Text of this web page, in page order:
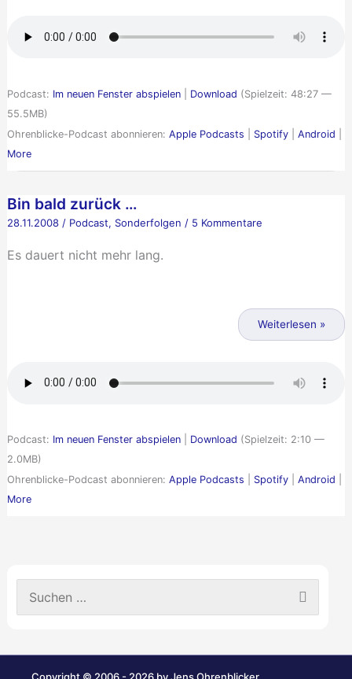
weg
Podcast: Im neuen Fenster abspielen| Download (Spielzeit: 48:27 —
55.5MB)
Ohrenblicke-Podcast abonnieren: Apple Podcasts Spotify| Android
More
Bin bald zurück …
28.11.2008 / Podcast, Sonderfolgen / 5 Kommentare
Es dauert nicht mehr lang.
Weiterlesen »
Podcast: Im neuen Fenster abspielen| Download (Spielzeit: 2:10 —
2.0MB)
Ohrenblicke-Podcast abonnieren: Apple Podcasts Spotify| Android
More
c